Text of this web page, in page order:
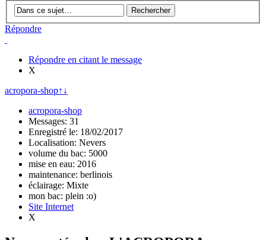
Répondre
Répondre en citant le message
X
acropora-shop↑ ↓
acropora-shop
Messages: 31
Enregistré le: 18/02/2017
Localisation: Nevers
volume du bac: 5000
mise en eau: 2016
maintenance: berlinois
éclairage: Mixte
mon bac: plein :o)
Site Internet
X